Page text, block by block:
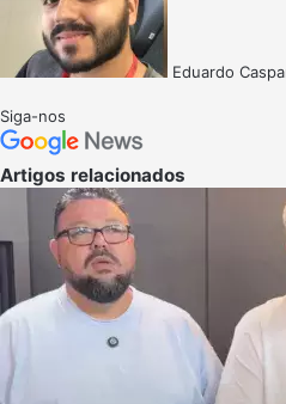
Eduardo
Siga-nos
Artigos relacionados